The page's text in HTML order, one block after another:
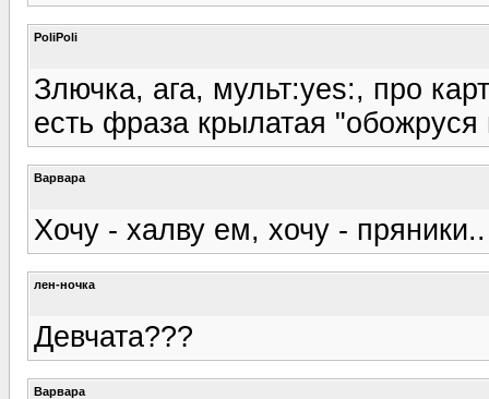
PoliPoli
Злючка, ага, мульт:yes:, про
есть фраза крылатая
Варвара
Хочу - халву ем, хочу - пряники..
лен-ночка
Девчата???
Варвара